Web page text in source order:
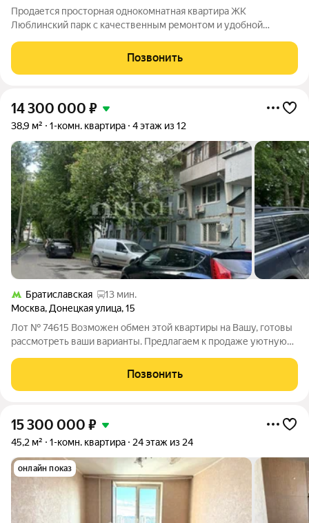
Продается просторная однокомнатная квартира ЖК
Люблинский парк с качественным ремонтом и удобной
состоянии, готова к проживанию или сдаче в аренду.
Застекленная лоджия. Благоустроенная территория жилого
Позвонить
14 300 000 ₽
38,9 м² 1-комн. квартира 4 этаж из 12
Братиславская
13 мин.
Москва, Донецкая улица,15
Лот № 74615 Возможен обмен этой квартиры на Вашу, готовы
рассмотреть ваши варианты. Предлагаем к продаже уютную
доме серии П46. Квартира расположена на 3 этаже 12-
этажного панельного дома, окна в
Позвонить
15 300 000 ₽
45,2 м² 1-комн. квартира 24 этаж из 24
онлайн показ